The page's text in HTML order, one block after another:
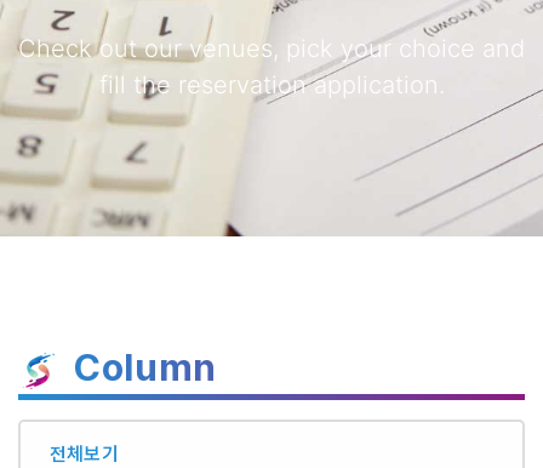
Check out our venues, pick your choice and
fill the reservation application.
Column
전체보기